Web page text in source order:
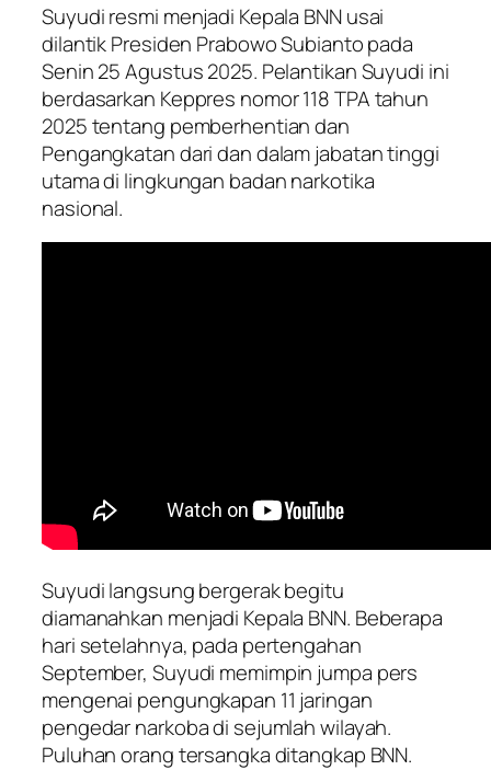
Suyudi resmi menjadi Kepala BNN usai
dilantik Presiden Prabowo Subianto pada
Senin 25 Agustus 2025. Pelantikan Suyudi ini
berdasarkan Keppres nomor 118 TPA tahun
2025 tentang pemberhentian dan
Pengangkatan dari dan dalam jabatan tinggi
utama di lingkungan badan narkotika
nasional.
Suyudi langsung bergerak begitu
diamanahkan menjadi Kepala BNN. Beberapa
hari setelahnya, pada pertengahan
September, Suyudi memimpin jumpa pers
mengenai pengungkapan 11 jaringan
pengedar narkoba di sejumlah wilayah.
Puluhan orang tersangka ditangkap BNN.